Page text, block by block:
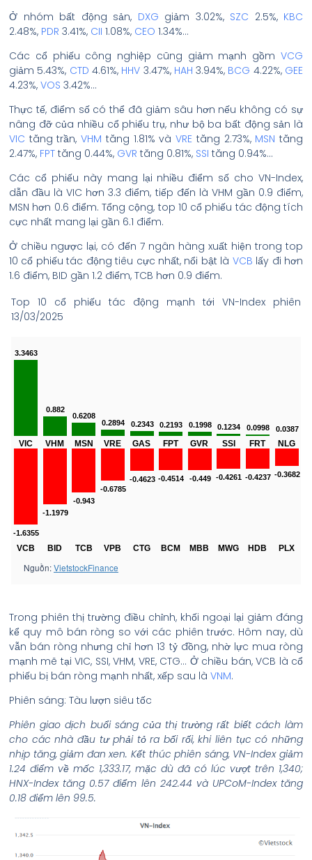
Ở nhóm bất động sản, DXG giảm 3.02%, SZC 2.5%, KBC
2.48%, PDR 3.41%, CII 1.08%, CEO 1.34%…
Các cổ phiếu công nghiệp cũng giảm mạnh gồm VCG
giảm 5.43%, CTD 4.61%, HHV 3.47%, HAH 3.94%, BCG 4.22%, GEE
4.23%, VOS 3.42%…
Thực tế, điểm số có thể đã giảm sâu hơn nếu không có sự
nâng đỡ của nhiều cổ phiếu trụ, như bộ ba bất động sản là
VIC tăng trần,VHM tăng 1.81% vàVRE tăng 2.73%, MSN tăng
2.47%, FPT tăng 0.44%, GVR tăng 0.81%, SSI tăng 0.94%…
Các cổ phiếu này mang lại nhiều điểm số cho VN-Index,
dẫn đầu là VIC hơn 3.3 điểm, tiếp đến là VHM gần 0.9 điểm,
MSN hơn 0.6 điểm. Tổng cộng, top 10 cổ phiếu tác động tích
cực nhất mang lại gần 6.1 điểm.
Ở chiều ngược lại, có đến 7 ngân hàng xuất hiện trong top
10 cổ phiếu tác động tiêu cực nhất, nổi bật là VCB lấy đi hơn
1.6 điểm, BID gần 1.2 điểm, TCB hơn 0.9 điểm.
Top 10 cổ phiếu tác động mạnh tới VN-Index phiên
13/03/2025
Trong phiên thị trường điều chỉnh, khối ngoại lại giảm đáng
kể quy mô bán ròng so với các phiên trước. Hôm nay, dù
vẫn bán ròng nhưng chỉ hơn 13 tỷ đồng, nhờ lực mua ròng
mạnh mẽ tại VIC, SSI, VHM, VRE, CTG… Ở chiều bán, VCB là cổ
phiếu bị bán ròng mạnh nhất, xếp sau là VNM.
Phiên sáng: Tàu lượn siêu tốc
Phiên giao dịch buổi sáng của thị trường rất biết cách làm
cho các nhà đầu tư phải tỏ ra bối rối, khi liên tục có những
nhịp tăng, giảm đan xen. Kết thúc phiên sáng, VN-Index giảm
1.24 điểm về mốc 1,333.17, mặc dù đã có lúc vượt trên 1,340;
HNX-Index tăng 0.57 điểm lên 242.44 và UPCoM-Index tăng
0.18 điểm lên 99.5.